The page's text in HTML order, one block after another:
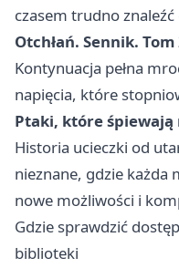
czasem trudno
Otchłań. Sennik. Tom
Kontynuacja pełna
napięcia, które
Ptaki, które śpiewają
Historia ucieczki od
nieznane, gdzie każda
nowe możliwości i
Gdzie sprawdzić
biblioteki